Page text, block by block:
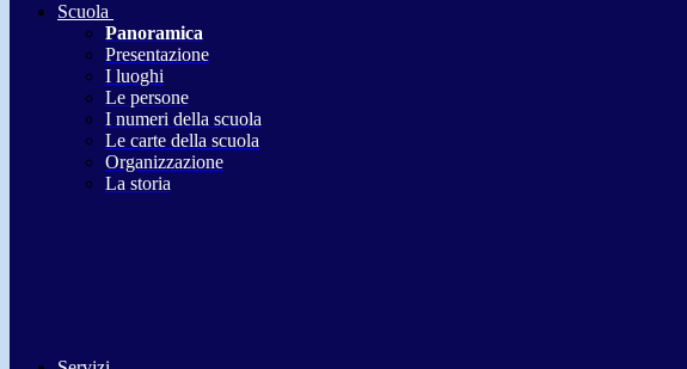
Scuola
Panoramica
Presentazione
I luoghi
Le persone
I numeri della scuola
Le carte della scuola
Organizzazione
La storia